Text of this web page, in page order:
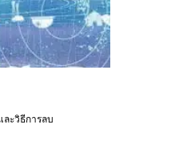
ะวิธีการลบ